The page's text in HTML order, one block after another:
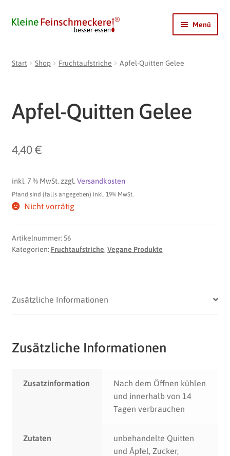
Zur
Zum
Menü
Coldy
Pfandrückgabe
Kontakt
Konto
Start Shop Fruchtaufstriche Apfel-Quitten Gelee
Apfel-Quitten Gelee
4,40€
inkl. 7 % MwSt. zzgl. Versandkosten
Pfand sind (falls angegeben) inkl. 19% MwSt.
Nicht vorrätig
Artikelnummer: 56
Kategorien: Fruchtaufstriche, Vegane Produkte
Zusätzliche Informationen
Zusätzliche Informationen
Zusatzinformation
Nach dem Öffnen kühlen
und innerhalb von 14
Tagen verbrauchen
Zutaten
unbehandelte Quitten
und Äpfel, Zucker,